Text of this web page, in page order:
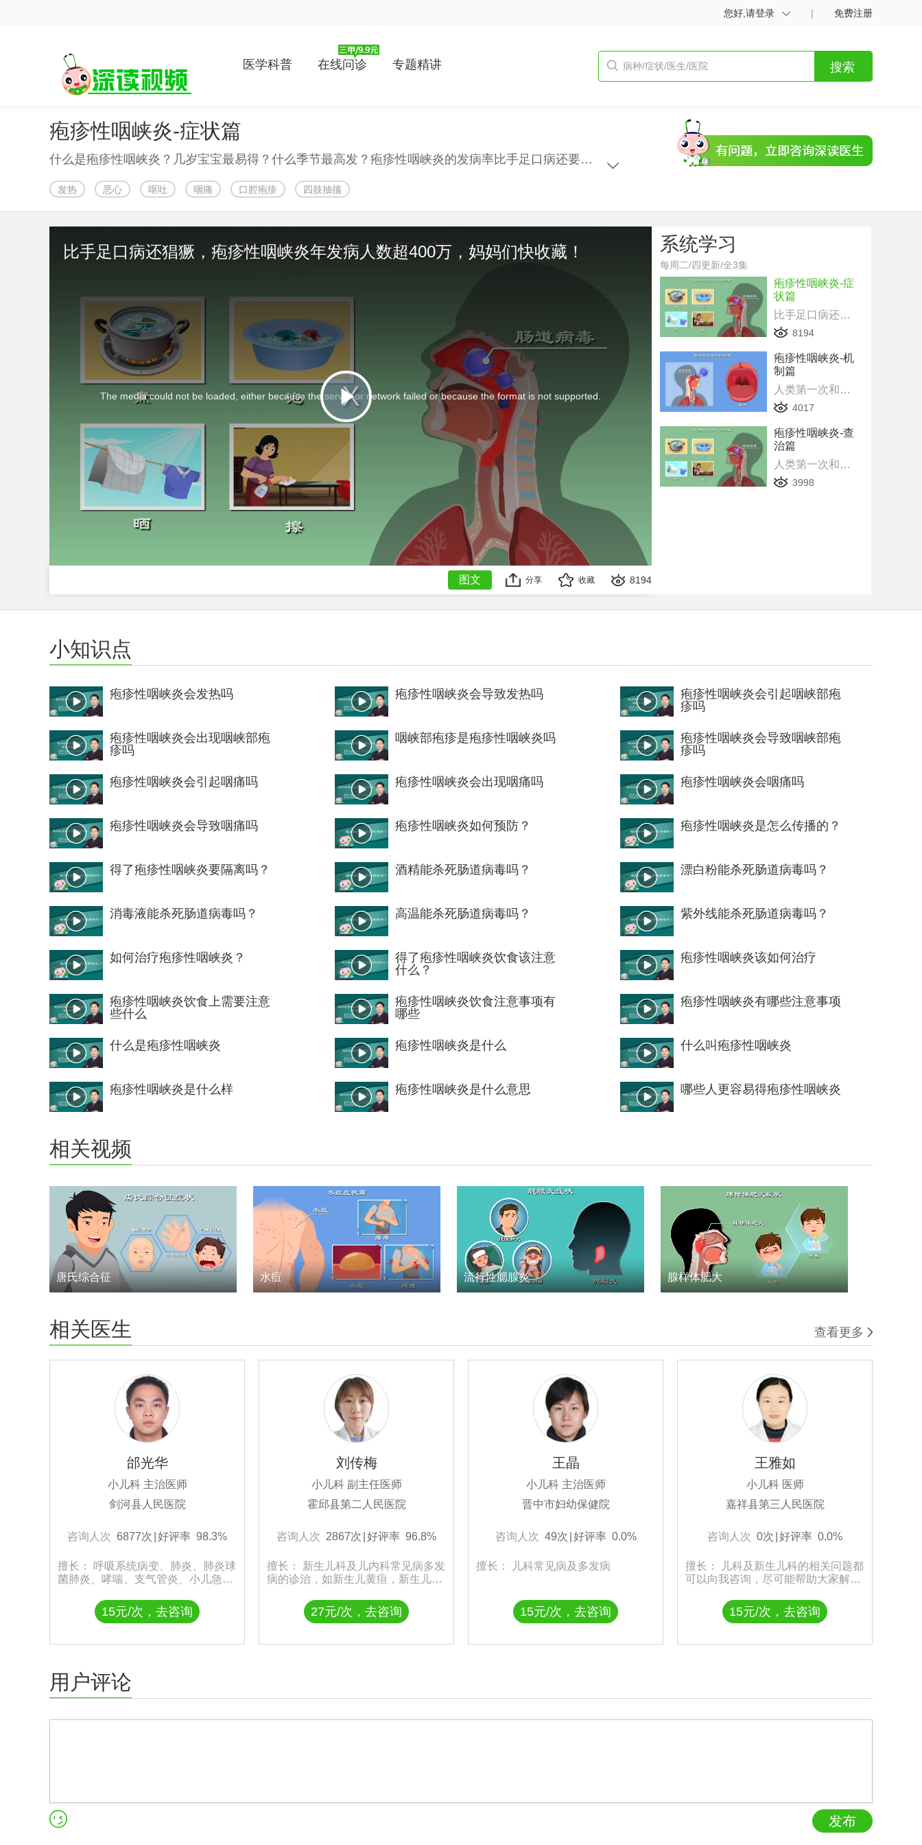
您好,请登录 | 免费注册
医学科普 在线问诊 专题精讲 搜索
疱疹性咽峡炎-症状篇
什么是疱疹性咽峡炎？几岁宝宝最易得？什么季节最高发？疱疹性咽峡炎的发病率比手足口病还要高？疱疹性咽峡炎引起的发烧升温快？患儿会咽部充血、出现灰白色疱疹？还会出现咳嗽、呕吐、腹泻等症状？部分患儿会出现高热惊厥搞出智力低下？极少数患儿会出现脑炎、肺炎、心肌炎等并发症甚至死亡？如何能判断并躲过并发症？
发热 恶心 呕吐 咽痛 口腔疱疹 四肢抽搐
Play
Video
This
is
modal
window.
The media could not be loaded, either because the server or network failed or because the format is not supported.
比手足口病还猖獗，疱疹性咽峡炎年发病人数超400万，妈妈们快收藏！
图文 分享 收藏 8194
系统学习
每周二/四更新/全3集
疱疹性咽峡炎-症
状篇
比手足口病还猖獗，疱疹性咽峡炎年发病人数超400万，妈妈们快收藏！
8194
疱疹性咽峡炎-机
制篇
人类第一次和病毒对话，深读君访谈肠道病毒--疱疹性咽峡炎（上）
4017
疱疹性咽峡炎-查
治篇
人类第一次和病毒对话，深读君访谈肠道病毒--疱疹性咽峡炎（下）
3998
小知识点
疱疹性咽峡炎会发热吗 疱疹性咽峡炎会导致发热吗
疱疹性咽峡炎会引起咽峡部疱
疹吗
疱疹性咽峡炎会出现咽峡部疱
疹吗
咽峡部疱疹是疱疹性咽峡炎吗
疱疹性咽峡炎会导致咽峡部疱
疹吗
疱疹性咽峡炎会引起咽痛吗 疱疹性咽峡炎会出现咽痛吗 疱疹性咽峡炎会咽痛吗
疱疹性咽峡炎会导致咽痛吗 疱疹性咽峡炎如何预防？ 疱疹性咽峡炎是怎么传播的？
得了疱疹性咽峡炎要隔离吗？ 酒精能杀死肠道病毒吗？ 漂白粉能杀死肠道病毒吗？
消毒液能杀死肠道病毒吗？ 高温能杀死肠道病毒吗？ 紫外线能杀死肠道病毒吗？
如何治疗疱疹性咽峡炎？
得了疱疹性咽峡炎饮食该注意
什么？
疱疹性咽峡炎该如何治疗
疱疹性咽峡炎饮食上需要注意
些什么
疱疹性咽峡炎饮食注意事项有
哪些
疱疹性咽峡炎有哪些注意事项
什么是疱疹性咽峡炎 疱疹性咽峡炎是什么 什么叫疱疹性咽峡炎
疱疹性咽峡炎是什么样 疱疹性咽峡炎是什么意思 哪些人更容易得疱疹性咽峡炎
相关视频
唐氏综合征 水痘 流行性腮腺炎 腺样体肥大
相关医生 查看更多
邰光华
小儿科 主治医师
剑河县人民医院
咨询人次 6877次 好评率 98.3%
擅长： 呼吸系统病变、肺炎、肺炎球
菌肺炎、哮喘、支气管炎、小儿急性
道感染、小儿支气管肺炎、支气管肺
炎、小儿肺炎、慢性咳嗽、小儿哮
感染、小儿感冒、鼻窦炎、鼻炎、细
15元/次，去咨询
刘传梅
小儿科 副主任医师
霍邱县第二人民医院
咨询人次 2867次 好评率 96.8%
擅长： 新生儿科及儿内科常见病多发
病的诊治，如新生儿黄疸，新生儿肺
原体肺炎，传单，川崎病等。关注儿
童生长发育，关注矮小症，性早熟等
27元/次，去咨询
王晶
小儿科 主治医师
晋中市妇幼保健院
咨询人次 49次 好评率 0.0%
擅长： 儿科常见病及多发病
15元/次，去咨询
王雅如
小儿科 医师
嘉祥县第三人民医院
咨询人次 0次 好评率 0.0%
擅长： 儿科及新生儿科的相关问题都
可以向我咨询，尽可能帮助大家解决
15元/次，去咨询
用户评论
发布